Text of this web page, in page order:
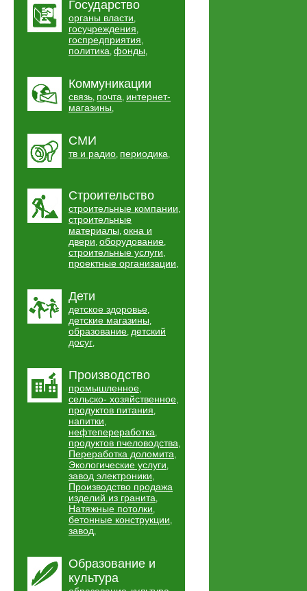
Государство
органы власти,
госучреждения,
госпредприятия,
политика, фонды,
Коммуникации
связь, почта, интернет-
магазины,
СМИ
тв и радио, периодика,
Строительство
строительные компании,
строительные
материалы, окна и
двери, оборудование,
строительные услуги,
проектные организации,
Дети
детское здоровье,
детские магазины,
образование, детский
досуг,
Производство
промышленное,
сельско- хозяйственное,
продуктов питания,
напитки,
нефтепереработка,
продуктов пчеловодства,
Переработка доломита,
Экологические услуги,
завод электроники,
Производство продажа
изделий из гранита,
Натяжные потолки,
бетонные конструкции,
завод,
Образование и
культура